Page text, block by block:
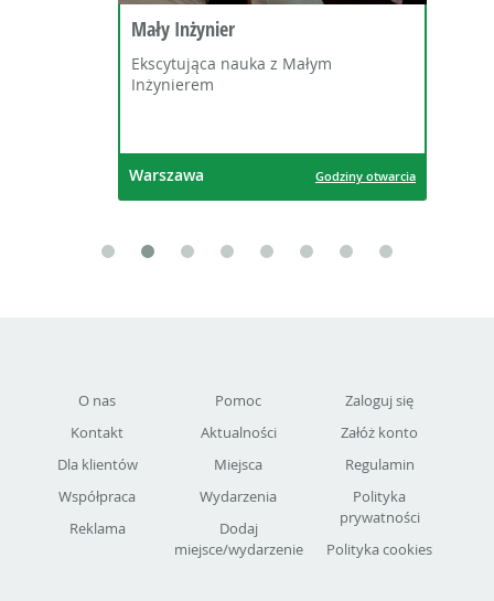
Mały Inżynier
Ekscytująca nauka z Małym
Inżynierem
Warszawa Godziny otwarcia
O nas
Kontakt
Dla klientów
Współpraca
Reklama
Pomoc
Aktualności
Miejsca
Wydarzenia
Dodaj
miejsce/wydarzenie
Zaloguj się
Załóż konto
Regulamin
Polityka
prywatności
Polityka cookies